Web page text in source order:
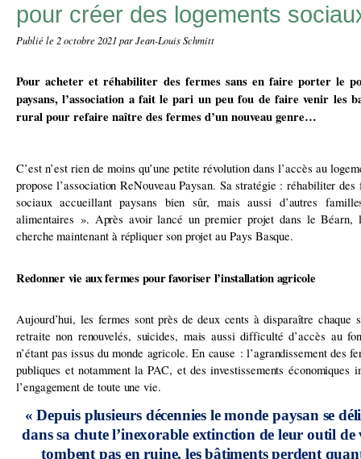
pour créer des logements
Publié le 2 octobre 2021par Jean-Louis Schmitt
Pour acheter et réhabiliter des fermes sans en faire porter le
paysans, l’association a fait le pari un peu fou de faire venir les
rural pour refaire naître des fermes d’un nouveau genre…
C’est n’est rien de moins qu’une petite révolution dans l’accès au
propose l’association ReNouveau Paysan. Sa stratégie : réhabiliter
sociaux accueillant paysans bien sûr, mais aussi d’autres
alimentaires ». Après avoir lancé un premier projet dans le Béarn,
cherche maintenant à répliquer son projet au Pays Basque.
Redonner vie aux fermes pour favoriser l’installation agricole
Aujourd’hui, les fermes sont près de deux cents à disparaître chaque
retraite non renouvelés, suicides, mais aussi difficulté d’accès au
n’étant pas issus du monde agricole. En cause : l’agrandissement des
publiques et notamment la PAC, et des investissements économiques
l’engagement de toute une vie.
« Depuis plusieurs décennies le monde paysan se
dans sa chute l’inexorable extinction de leur outil de
tombent pas en ruine, les bâtiments perdent